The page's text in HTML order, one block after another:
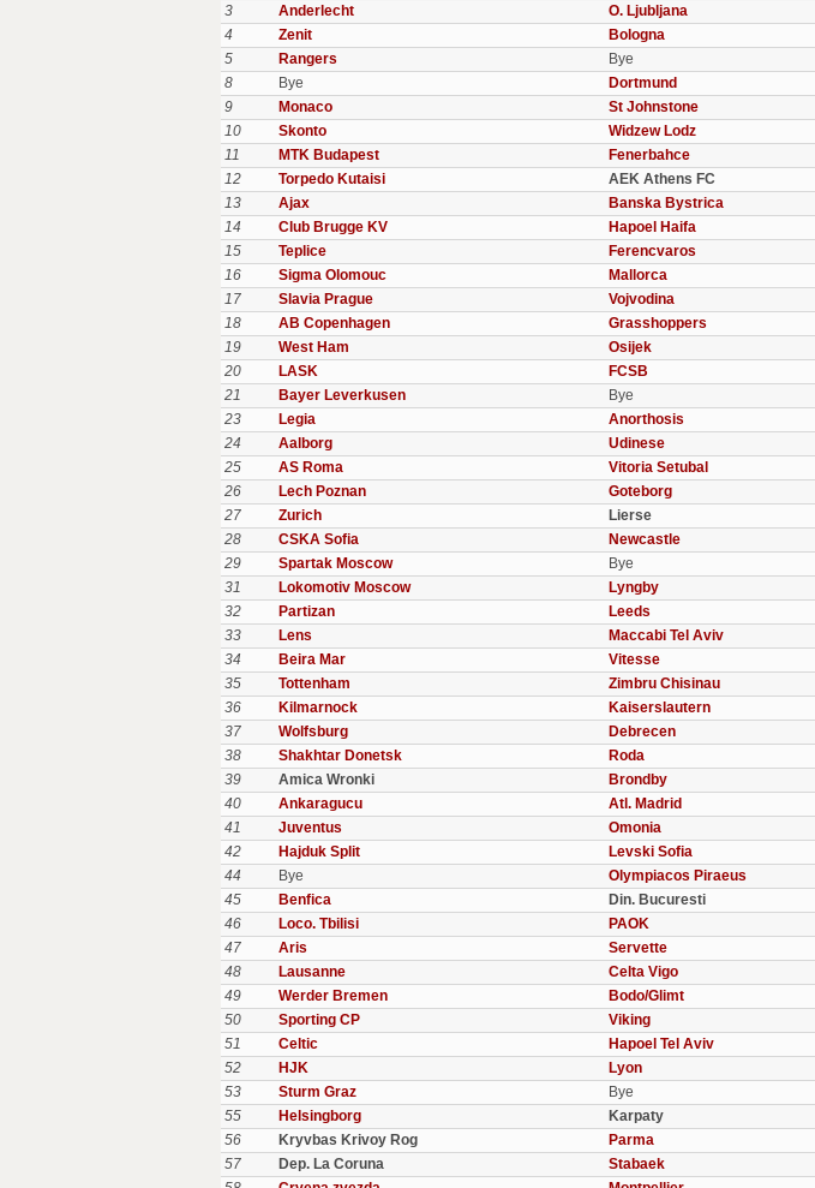
3
Anderlecht O. Ljubljana
4
Zenit Bologna
5
Rangers
Bye
8
Bye
Dortmund
9
Monaco St Johnstone
10
Skonto Widzew Lodz
11
MTK Budapest Fenerbahce
12
Torpedo Kutaisi AEK Athens FC
13
Ajax Banska Bystrica
14
Club Brugge KV Hapoel Haifa
15
Teplice Ferencvaros
16
Sigma Olomouc Mallorca
17
Slavia Prague Vojvodina
18
AB Copenhagen Grasshoppers
19
West Ham Osijek
20
LASK FCSB
21
Bayer Leverkusen
Bye
23
Legia Anorthosis
24
Aalborg Udinese
25
AS Roma Vitoria Setubal
26
Lech Poznan Goteborg
27
Zurich Lierse
28
CSKA Sofia Newcastle
29
Spartak Moscow
Bye
31
Lokomotiv Moscow Lyngby
32
Partizan Leeds
33
Lens Maccabi Tel Aviv
34
Beira Mar Vitesse
35
Tottenham Zimbru Chisinau
36
Kilmarnock Kaiserslautern
37
Wolfsburg Debrecen
38
Shakhtar Donetsk Roda
39
Amica Wronki Brondby
40
Ankaragucu Atl. Madrid
41
Juventus Omonia
42
Hajduk Split Levski Sofia
44
Bye
Olympiacos Piraeus
45
Benfica Din. Bucuresti
46
Loco. Tbilisi PAOK
47
Aris Servette
48
Lausanne Celta Vigo
49
Werder Bremen Bodo/Glimt
50
Sporting CP Viking
51
Celtic Hapoel Tel Aviv
52
HJK Lyon
53
Sturm Graz
Bye
55
Helsingborg Karpaty
56
Kryvbas Krivoy Rog Parma
57
Dep. La Coruna Stabaek